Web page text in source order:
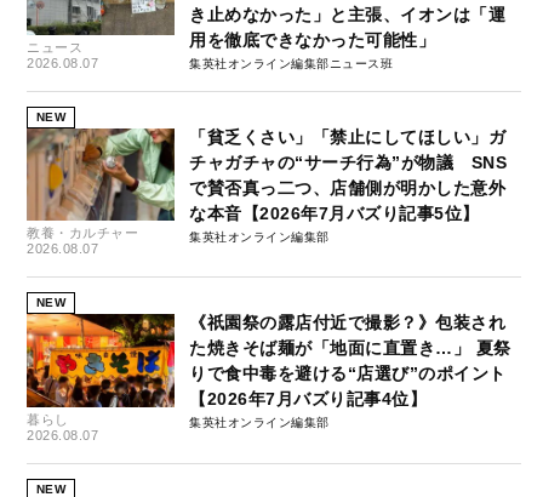
ニュース
2026.08.07
き止めなかった」と主張、イオンは「運
用を徹底できなかった可能性」
集英社オンライン編集部ニュース班
NEW
教養・カルチャー
2026.08.07
「貧乏くさい」「禁止にしてほしい」ガ
チャガチャの“サーチ行為”が物議 SNS
で賛否真っ二つ、店舗側が明かした意外
な本音【2026年7月バズり記事5位】
集英社オンライン編集部
NEW
暮らし
2026.08.07
《祇園祭の露店付近で撮影？》包装され
た焼きそば麺が「地面に直置き…」 夏祭
りで食中毒を避ける“店選び”のポイント
【2026年7月バズり記事4位】
集英社オンライン編集部
NEW